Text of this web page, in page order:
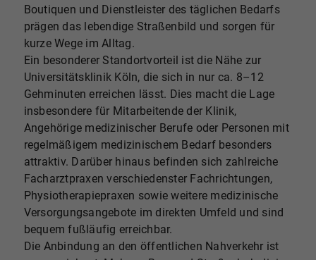
Boutiquen und Dienstleister des täglichen Bedarfs
prägen das lebendige Straßenbild und sorgen für
kurze Wege im Alltag.
Ein besonderer Standortvorteil ist die Nähe zur
Universitätsklinik Köln, die sich in nur ca. 8–12
Gehminuten erreichen lässt. Dies macht die Lage
insbesondere für Mitarbeitende der Klinik,
Angehörige medizinischer Berufe oder Personen mit
regelmäßigem medizinischem Bedarf besonders
attraktiv. Darüber hinaus befinden sich zahlreiche
Facharztpraxen verschiedenster Fachrichtungen,
Physiotherapiepraxen sowie weitere medizinische
Versorgungsangebote im direkten Umfeld und sind
bequem fußläufig erreichbar.
Die Anbindung an den öffentlichen Nahverkehr ist